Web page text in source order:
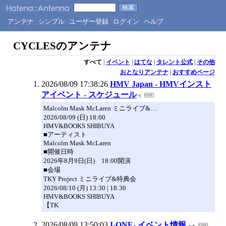
アンテナ シンプル ユーザー登録 ログイン ヘルプ
CYCLESのアンテナ
すべて | イベント | はてな| タレント公式| その他
おとなりアンテナ| おすすめページ
2026/08/09 17:38:26 HMV Japan - HMVインスト
アイベント - スケジュール
Malcolm Mask McLaren ミニライブ&…
2026/08/09 (日) 18:00
HMV&BOOKS SHIBUYA
■アーティスト
Malcolm Mask McLaren
■開催日時
2026年8月9日(日) 18:00開演
■会場
TKY Project ミニライブ&特典会
2026/08/10 (月) 13:30 | 18:30
HMV&BOOKS SHIBUYA
【TK